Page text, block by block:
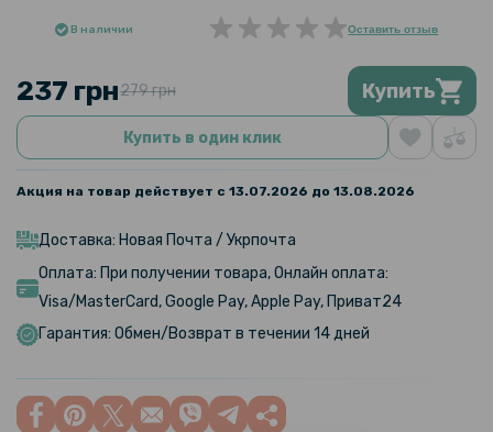
В наличии Оставить отзыв
237 грн279 грн Купить
Купить в один клик
Акция на товар действует с 13.07.2026 до 13.08.2026
Доставка: Новая Почта / Укрпочта
Оплата: При получении товара, Онлайн оплата:
Visa/MasterCard, Google Pay, Apple Pay, Приват24
Гарантия: Обмен/Возврат в течении 14 дней